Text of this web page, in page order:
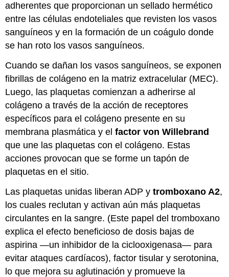
adherentes que proporcionan un sellado hermético
entre las células endoteliales que revisten los vasos
sanguíneos y en la formación de un coágulo donde
se han roto los vasos sanguíneos.
Cuando se dañan los vasos sanguíneos, se exponen
fibrillas de colágeno en la matriz extracelular (MEC).
Luego, las plaquetas comienzan a adherirse al
colágeno a través de la acción de receptores
específicos para el colágeno presente en su
membrana plasmática y elfactor von Willebrand
que une las plaquetas con el colágeno. Estas
acciones provocan que se forme un tapón de
plaquetas en el sitio.
Las plaquetas unidas liberan ADP ytromboxano A2,
los cuales reclutan y activan aún más plaquetas
circulantes en la sangre. (Este papel del tromboxano
explica el efecto beneficioso de dosis bajas de
aspirina —un inhibidor de la ciclooxigenasa— para
evitar ataques cardíacos), factor tisular y serotonina,
lo que mejora su aglutinación y promueve la